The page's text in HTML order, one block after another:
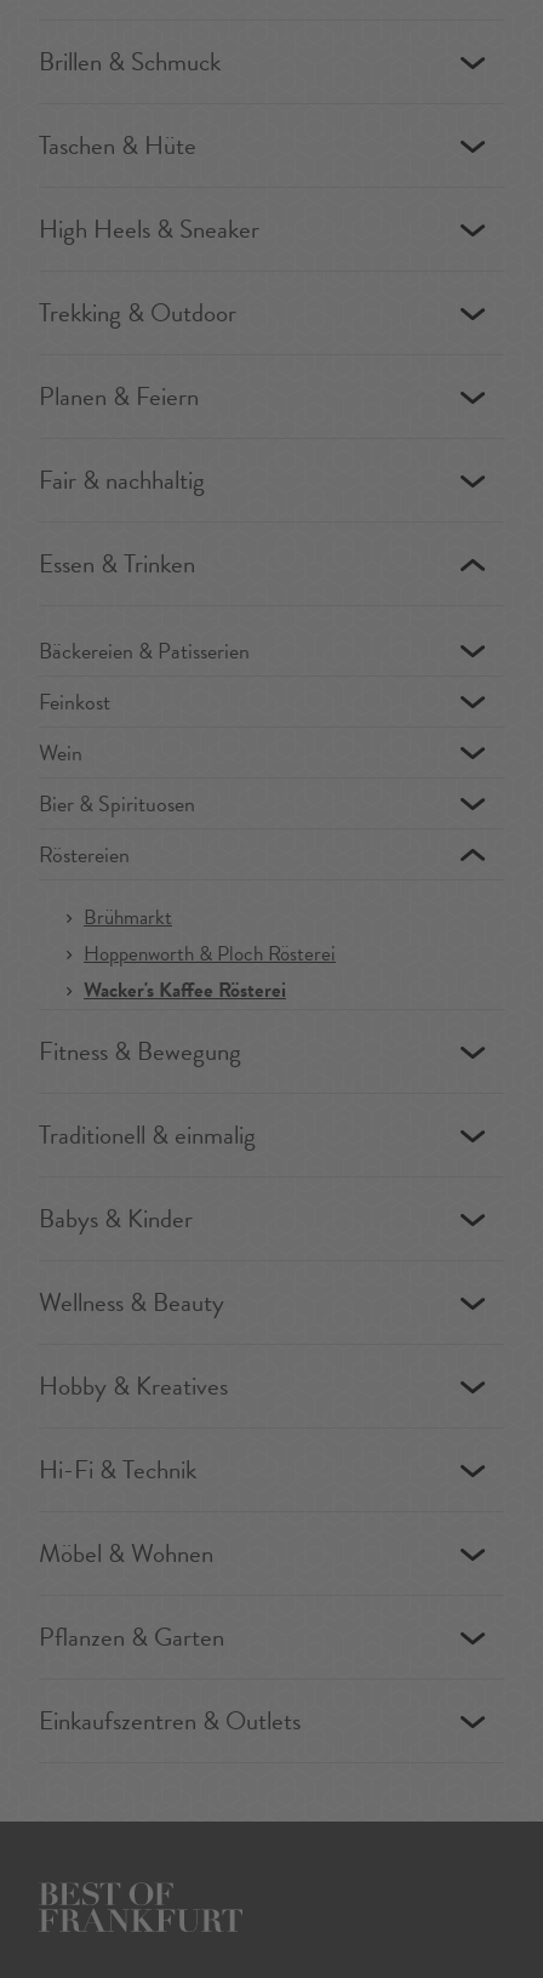
Brillen & Schmuck
Taschen & Hüte
High Heels & Sneaker
Trekking & Outdoor
Planen & Feiern
Fair & nachhaltig
Essen & Trinken
Bäckereien & Patisserien
Feinkost
Wein
Bier & Spirituosen
Röstereien
Brühmarkt
Hoppenworth & Ploch Rösterei
Wacker's Kaffee Rösterei
Fitness & Bewegung
Traditionell & einmalig
Babys & Kinder
Wellness & Beauty
Hobby & Kreatives
Hi-Fi & Technik
Möbel & Wohnen
Pflanzen & Garten
Einkaufszentren & Outlets